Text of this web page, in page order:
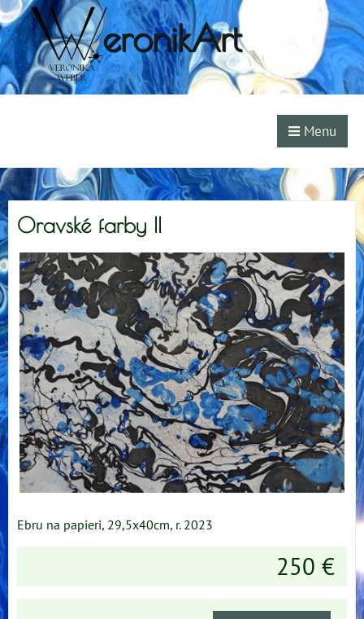
eronikArt
Menu
Oravské farby II
Ebru na papieri, 29,5x40cm, r. 2023
250 €